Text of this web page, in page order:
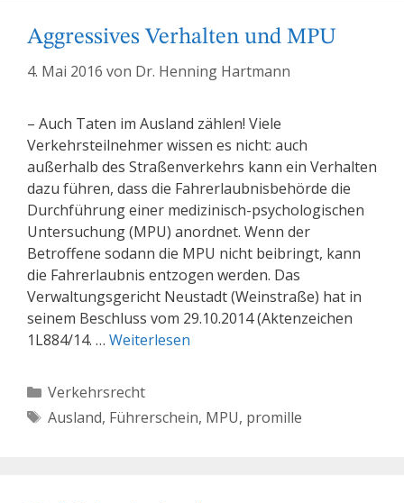
Aggressives Verhalten und MPU
4. Mai 2016 von Dr. Henning Hartmann
– Auch Taten im Ausland zählen! Viele
Verkehrsteilnehmer wissen es nicht: auch
außerhalb des Straßenverkehrs kann ein Verhalten
dazu führen, dass die Fahrerlaubnisbehörde die
Durchführung einer medizinisch-psychologischen
Untersuchung (MPU) anordnet. Wenn der
Betroffene sodann die MPU nicht beibringt, kann
die Fahrerlaubnis entzogen werden. Das
Verwaltungsgericht Neustadt (Weinstraße) hat in
seinem Beschluss vom 29.10.2014 (Aktenzeichen
1L884/14. … Weiterlesen
Kategorien
Verkehrsrecht
Schlagwörter
Ausland, Führerschein, MPU, promille